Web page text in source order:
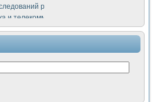
рабочих процессов ДВС в
и телекоммуникации
радиолиний систем передачи данных
комплекс для исследования
стенд для исследования
параметров операционных
преобразователь на основе цифровой